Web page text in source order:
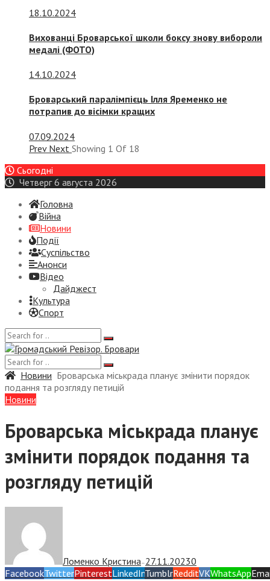
18.10.2024
Вихованці Броварської школи боксу знову вибороли
медалі (ФОТО)
14.10.2024
Броварський паралімпієць Ілля Яременко не
потрапив до вісімки кращих
07.09.2024
Prev Next Showing 1 Of 18
Сьогодні
Четверг 6 августа 2026
Головна
Війна
Новини
Події
Суспiльство
Анонси
Відео
Дайджест
Культура
Спорт
Новини Броварська міськрада планує змінити порядок
подання та розгляду петицій
Новини
Броварська міськрада планує
змінити порядок подання та
розгляду петицій
Ломенко Кристина— 27.11.20230
FacebookTwitterPinterestLinkedInTumblrRedditVKWhatsApp